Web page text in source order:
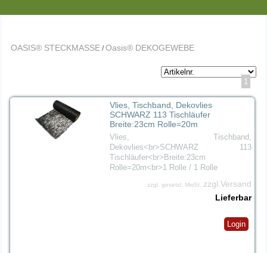
OASIS® STECKMASSE /Oasis® DEKOGEWEBE
1
Vlies, Tischband, Dekovlies
SCHWARZ 113 Tischläufer
Breite:23cm Rolle=20m
Vlies, Tischband,
Dekovlies<br>SCHWARZ 113
Tischläufer<br>Breite:23cm
Rolle=20m<br>1 Rolle / 1 Rolle
zzgl. gesetzl. MwSt.
zzgl.Versand
Lieferbar
Login